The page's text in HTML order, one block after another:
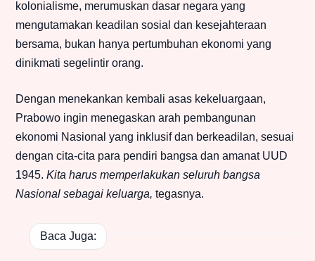
kolonialisme, merumuskan dasar negara yang
mengutamakan keadilan sosial dan kesejahteraan
bersama, bukan hanya pertumbuhan ekonomi yang
dinikmati segelintir orang.
Dengan menekankan kembali asas kekeluargaan,
Prabowo ingin menegaskan arah pembangunan
ekonomi Nasional yang inklusif dan berkeadilan, sesuai
dengan cita-cita para pendiri bangsa dan amanat UUD
1945. Kita harus memperlakukan seluruh bangsa
Nasional sebagai keluarga, tegasnya.
Baca Juga: